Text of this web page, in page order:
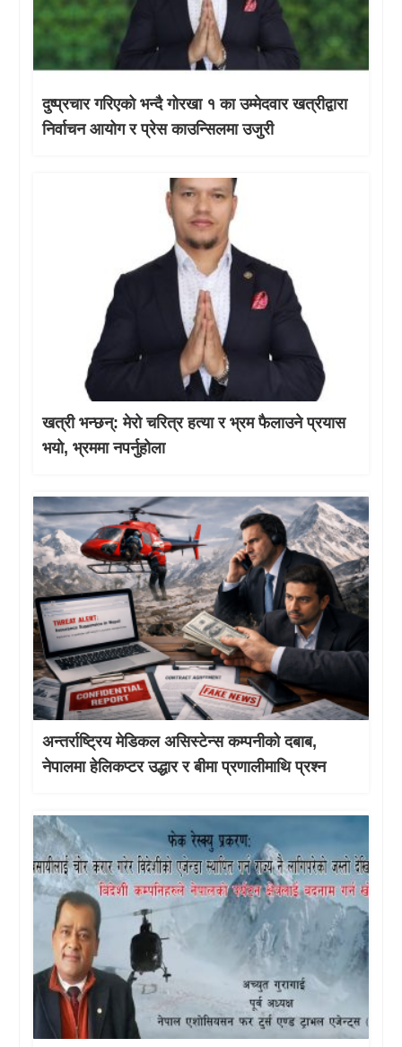
दुष्प्रचार गरिएको भन्दै गोरखा १ का उम्मेदवार खत्रीद्वारा
निर्वाचन आयोग र प्रेस काउन्सिलमा उजुरी
खत्री भन्छन्: मेरो चरित्र हत्या र भ्रम फैलाउने प्रयास
भयो, भ्रममा नपर्नुहोला
अन्तर्राष्ट्रिय मेडिकल असिस्टेन्स कम्पनीको दबाब,
नेपालमा हेलिकप्टर उद्धार र बीमा प्रणालीमाथि प्रश्न